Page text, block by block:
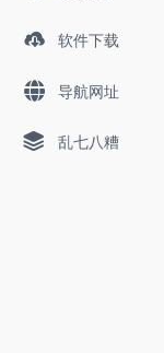
软件下载
导航网址
乱七八糟